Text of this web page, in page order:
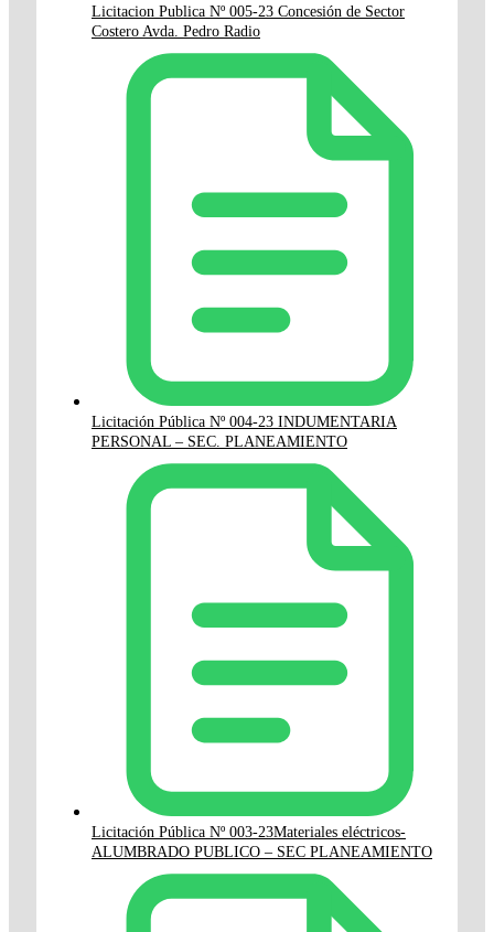
Licitacion Publica Nº 005-23 Concesión de Sector
Costero Avda. Pedro Radio
Licitación Pública Nº 004-23 INDUMENTARIA
PERSONAL – SEC. PLANEAMIENTO
Licitación Pública Nº 003-23Materiales eléctricos-
ALUMBRADO PUBLICO – SEC PLANEAMIENTO